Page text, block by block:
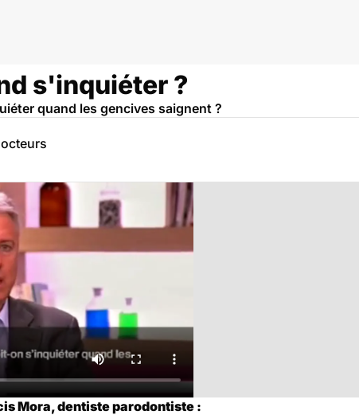
s'inquiéter ?
quand les gencives saignent ?
Mora, dentiste parodontiste :